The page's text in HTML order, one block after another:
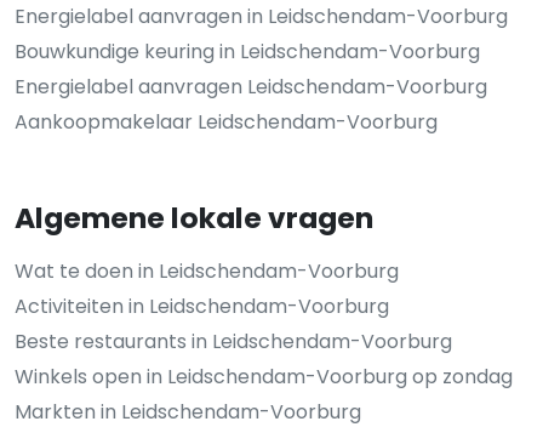
Energielabel aanvragen in Leidschendam-Voorburg
Bouwkundige keuring in Leidschendam-Voorburg
Energielabel aanvragen Leidschendam-Voorburg
Aankoopmakelaar Leidschendam-Voorburg
Algemene lokale vragen
Wat te doen in Leidschendam-Voorburg
Activiteiten in Leidschendam-Voorburg
Beste restaurants in Leidschendam-Voorburg
Winkels open in Leidschendam-Voorburg op zondag
Markten in Leidschendam-Voorburg